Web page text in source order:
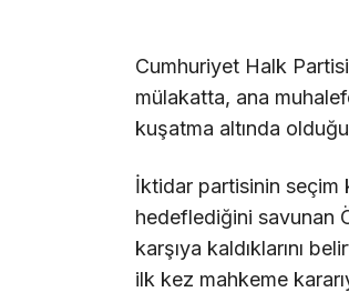
Cumhuriyet Halk
mülakatta, ana
kuşatma altında
İktidar partisinin seçim
hedeflediğini savunan
karşıya kaldıklarını
ilk kez mahkeme